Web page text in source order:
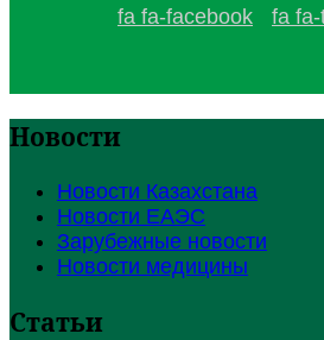
fa fa-facebook fa
Новости
Новости Казахстана
Новости ЕАЭС
Зарубежные новости
Новости медицины
Статьи